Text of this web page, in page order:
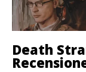
Death